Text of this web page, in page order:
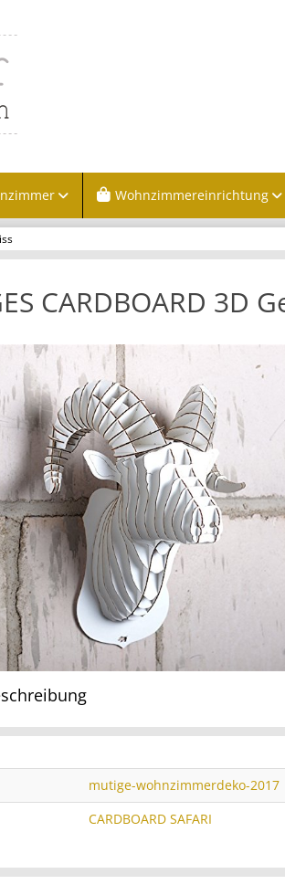
Wohnzimmereinrichtung
CARDBOARD 3D
mutige-wohnzimmerdeko-2017
CARDBOARD SAFARI